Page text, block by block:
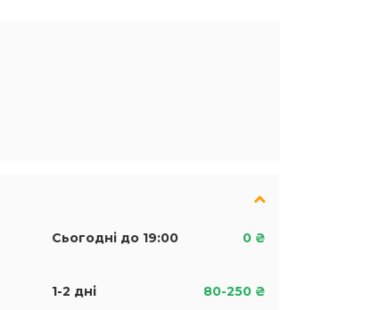
Сьогодні до 19:00 0 ₴
1-2 дні 80-250 ₴